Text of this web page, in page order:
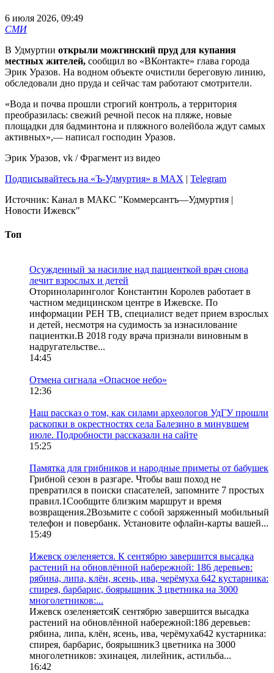
6 июля 2026, 09:49
СМИ
В Удмуртии открыли можгинский пруд для купания
местных жителей, сообщил во «ВКонтакте» глава города
Эрик Уразов. На водном объекте очистили береговую линию,
обследовали дно пруда и сейчас там работают смотрители.
«Вода и почва прошли строгий контроль, а территория
преобразилась: свежий речной песок на пляже, новые
площадки для бадминтона и пляжного волейбола ждут самых
активных»,— написал господин Уразов.
Эрик Уразов, vk / Фрагмент из видео
Подписывайтесь на «Ъ-Удмуртия» в MAX | Telegram
Источник: Канал в МАКС "Коммерсантъ—Удмуртия |
Новости Ижевск"
Топ
Осужденный за насилие над пациенткой врач снова
лечит взрослых и детей
Оториноларинголог Константин Королев работает в
частном медицинском центре в Ижевске. По
информации РЕН ТВ, специалист ведет прием взрослых
и детей, несмотря на судимость за изнасилование
пациентки.В 2018 году врача признали виновным в
надругательстве...
14:45
Отмена сигнала «Опасное небо»
12:36
Наш рассказ о том, как силами археологов УдГУ прошли
раскопки в окрестностях села Балезино в минувшем
июле. Подробности рассказали на сайте
15:25
Памятка для грибников и народные приметы от бабушек
Грибной сезон в разгаре. Чтобы ваш поход не
превратился в поиски спасателей, запомните 7 простых
правил.1Сообщите близким маршрут и время
возвращения.2Возьмите с собой заряженный мобильный
телефон и повербанк. Установите офлайн-карты вашей...
15:49
Ижевск озеленяется. К сентябрю завершится высадка
растений на обновлённой набережной: 186 деревьев:
рябина, липа, клён, ясень, ива, черёмуха 642 кустарника:
спирея, барбарис, боярышник 3 цветника на 3000
многолетников:...
Ижевск озеленяетсяК сентябрю завершится высадка
растений на обновлённой набережной:186 деревьев:
рябина, липа, клён, ясень, ива, черёмуха642 кустарника:
спирея, барбарис, боярышник3 цветника на 3000
многолетников: эхинацея, лилейник, астильба...
16:42